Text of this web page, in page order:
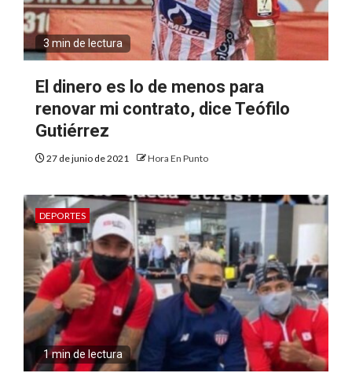
3 min de lectura
El dinero es lo de menos para
renovar mi contrato, dice Teófilo
Gutiérrez
27 de junio de 2021 Hora En Punto
DEPORTES
1 min de lectura